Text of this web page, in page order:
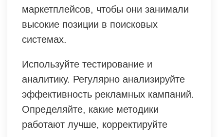
маркетплейсов, чтобы они занимали
высокие позиции в поисковых
системах.
Используйте тестирование и
аналитику. Регулярно анализируйте
эффективность рекламных кампаний.
Определяйте, какие методики
работают лучше, корректируйте